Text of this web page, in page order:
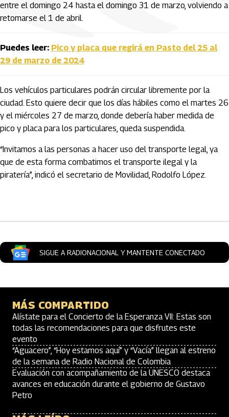
entre el domingo 24 hasta el domingo 31 de marzo, volviendo a
retomarse el 1 de abril.
Puedes leer: Pico y placa que regirá en Pasto del 25 al
29 de marzo de 2024
Los vehículos particulares podrán circular libremente por la
ciudad. Esto quiere decir que los días hábiles como el martes 26
y el miércoles 27 de marzo, donde debería haber medida de
pico y placa para los particulares, queda suspendida.
“Invitamos a las personas a hacer uso del transporte legal, ya
que de esta forma combatimos el transporte ilegal y la
piratería”, indicó el secretario de Movilidad, Rodolfo López.
SIGUE A RADIONACIONAL Y MANTENTE CONECTADO
MÁS COMPARTIDO
Alístate para el Concierto de la Esperanza VII: Estas son
todas las recomendaciones para que disfrutes este
evento
“Aguacero”, “Hoy estamos aquí” y “Vacía” llegan al estreno
de la semana de Radio Nacional de Colombia
Evaluación con acompañamiento de la UNESCO destaca
avances en educación durante el gobierno de Gustavo
Petro